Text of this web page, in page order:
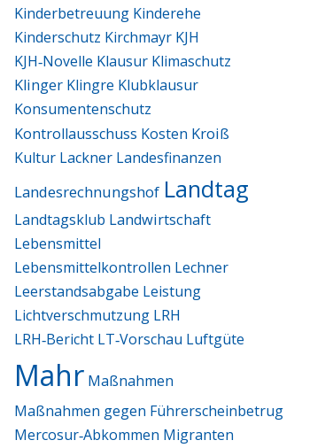
Kinderbetreuung Kinderehe
Kinderschutz Kirchmayr KJH
KJH‑Novelle Klausur Klimaschutz
Klinger Klingre Klubklausur
Konsumentenschutz
Kontrollausschuss Kosten Kroiß
Kultur Lackner Landesfinanzen
Landesrechnungshof Landtag
Landtagsklub Landwirtschaft
Lebensmittel
Lebensmittelkontrollen Lechner
Leerstandsabgabe Leistung
Lichtverschmutzung LRH
LRH‑Bericht LT‑Vorschau Luftgüte
Mahr Maßnahmen
Maßnahmen gegen Führerscheinbetrug
Mercosur‑Abkommen Migranten